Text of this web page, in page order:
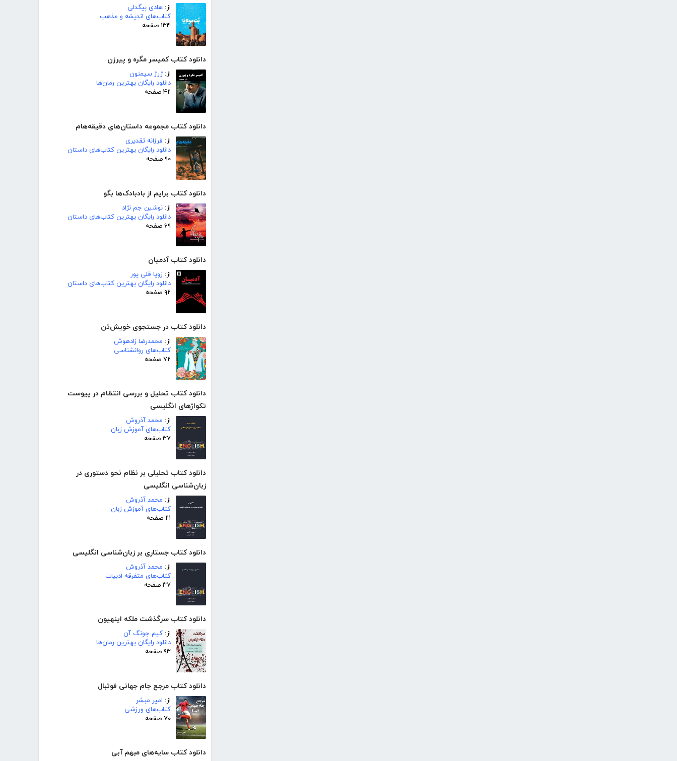
از: هادی بیگدلی
کتاب‌های اندیشه و مذهب
۱۳۴ صفحه
دانلود کتاب کمیسر مگره و پیرزن
از:ژرژ سیمنون
دانلود رایگان بهترین رمان‌ها
۴۲ صفحه
دانلود کتاب مجموعه داستان‌های دقیقه‌هام
از: فرزانه تقدیری
دانلود رایگان بهترین کتاب‌های داستان
۹۰ صفحه
دانلود کتاب برایم از بادبادک‌ها بگو
از: نوشین جم نژاد
دانلود رایگان بهترین کتاب‌های داستان
۶۹ صفحه
دانلود کتاب آدمیان
از: زویا قلی پور
دانلود رایگان بهترین کتاب‌های داستان
۹۲ صفحه
دانلود کتاب در جستجوی خویش‌تن
از: محمدرضا زادهوش
کتاب‌های روانشناسی
۷۲ صفحه
دانلود کتاب تحلیل و بررسی انتظام در پیوست
تکواژهای انگلیسی
از: محمد آذروش
کتاب‌های آموزش زبان
۳۷ صفحه
دانلود کتاب تحلیلی بر نظام نحو دستوری در
زبان‌شناسی انگلیسی
از: محمد آذروش
کتاب‌های آموزش زبان
۲۱ صفحه
دانلود کتاب جستاری بر زبان‌شناسی انگلیسی
از: محمد آذروش
کتاب‌های متفرقه ادبیات
۳۷ صفحه
دانلود کتاب سرگذشت ملکه اینهیون
از: کیم جونگ آن
دانلود رایگان بهترین رمان‌ها
۹۳ صفحه
دانلود کتاب مرجع جام جهانی فوتبال
از: امیر مبشر
کتاب‌های ورزشی
۷۰ صفحه
دانلود کتاب سایه‌های مبهم آبی